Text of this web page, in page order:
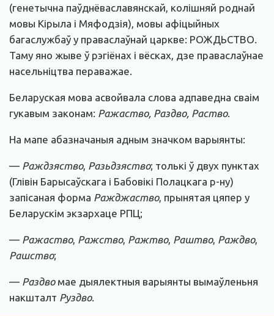
(генетычна паўднёваславянскай, колішняй роднай
мовы Кірыла і Мяфодзія), мовы афіцыйных
багаслужбаў у праваслаўнай царкве: РОЖДЬСТВО.
Таму яно жыве ў рэгіёнах і вёсках, дзе праваслаўнае
насельніцтва пераважае.
Беларуская мова асвойвала слова адпаведна сваім
гукавым законам: Ражаство, Раздво, Раство.
На мапе абазначаныя адным значком варыянты:
— Раждзяство, Разьдзяство; толькі ў двух пунктах
(Глівін Барысаўскага і Бабовікі Полацкага р-ну)
запісаная форма Ражджаство, прынятая цяпер у
Беларускім экзархаце РПЦ;
— Ражаство, Ражство, Ражтво, Раштво, Раждво,
Рашство;
— Раздво мае дыялектныя варыянты вымаўленьня
накшталт Руздво.